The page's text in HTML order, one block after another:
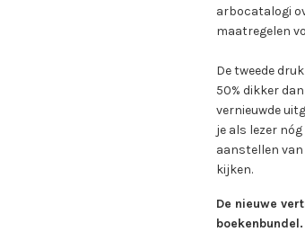
arbocatalogi
maatregelen
De tweede
50% dikker
vernieuwde
je als lezer
aanstellen
kijken.
De nieuwe
boekenbundel.